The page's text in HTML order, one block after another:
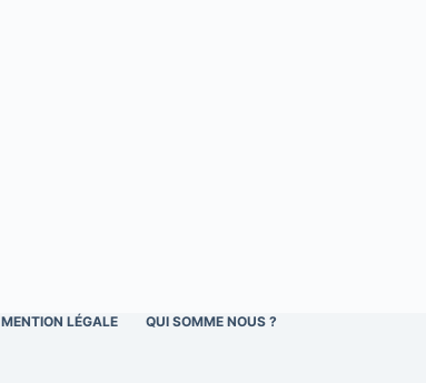
MENTION LÉGALE QUI SOMME NOUS ?